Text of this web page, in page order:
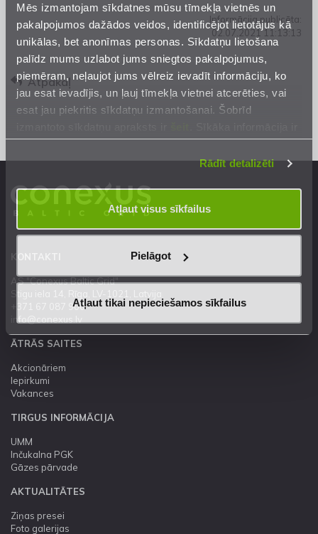
Mēs izmantojam sīkdatnes mūsu tīmekļa vietnēs un
pakalpojumos dažādos veidos, identificējot lietotājus kā
unikālas, bet anonīmas personas. Sīkdatņu lietošana
palīdz mums uzlabot jums sniegtos pakalpojumus,
piemēram, neļaujot jums vēlreiz ievadīt informāciju, ko
jau esat ievadījis, un ļauj tīmekļa vietnei atcerēties, vai
esat jau piekritis sīkdatņu izmantošanai. Šobrīd
mūsuPrivātuma atrunā.
Rādīt detalizēti
Atļaut visus sīkfailus
Pielāgot
Atļaut tikai nepieciešamos sīkfailus
Informācija publicēta:
02.07.2021 11:13:13
Atpakaļ
AS "Conexus Baltic Grid"
+371 67 087 900
info@conexus.lv
ĀTRĀS SAITES
Akcionāriem
Iepirkumi
Vakances
TIRGUS INFORMĀCIJA
UMM
Inčukalna PGK
Gāzes pārvade
AKTUALITĀTES
Ziņas presei
Foto galerijas